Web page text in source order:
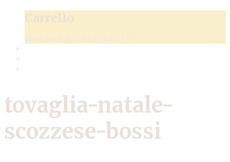
Spedizione gratuita sopra i 69€
tovaglia-natale-
scozzese-bossi